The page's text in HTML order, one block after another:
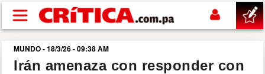
Pasar al contenido principal
buscar
MUNDO - 18/3/26 - 09:38 AM
Irán amenaza con responder con